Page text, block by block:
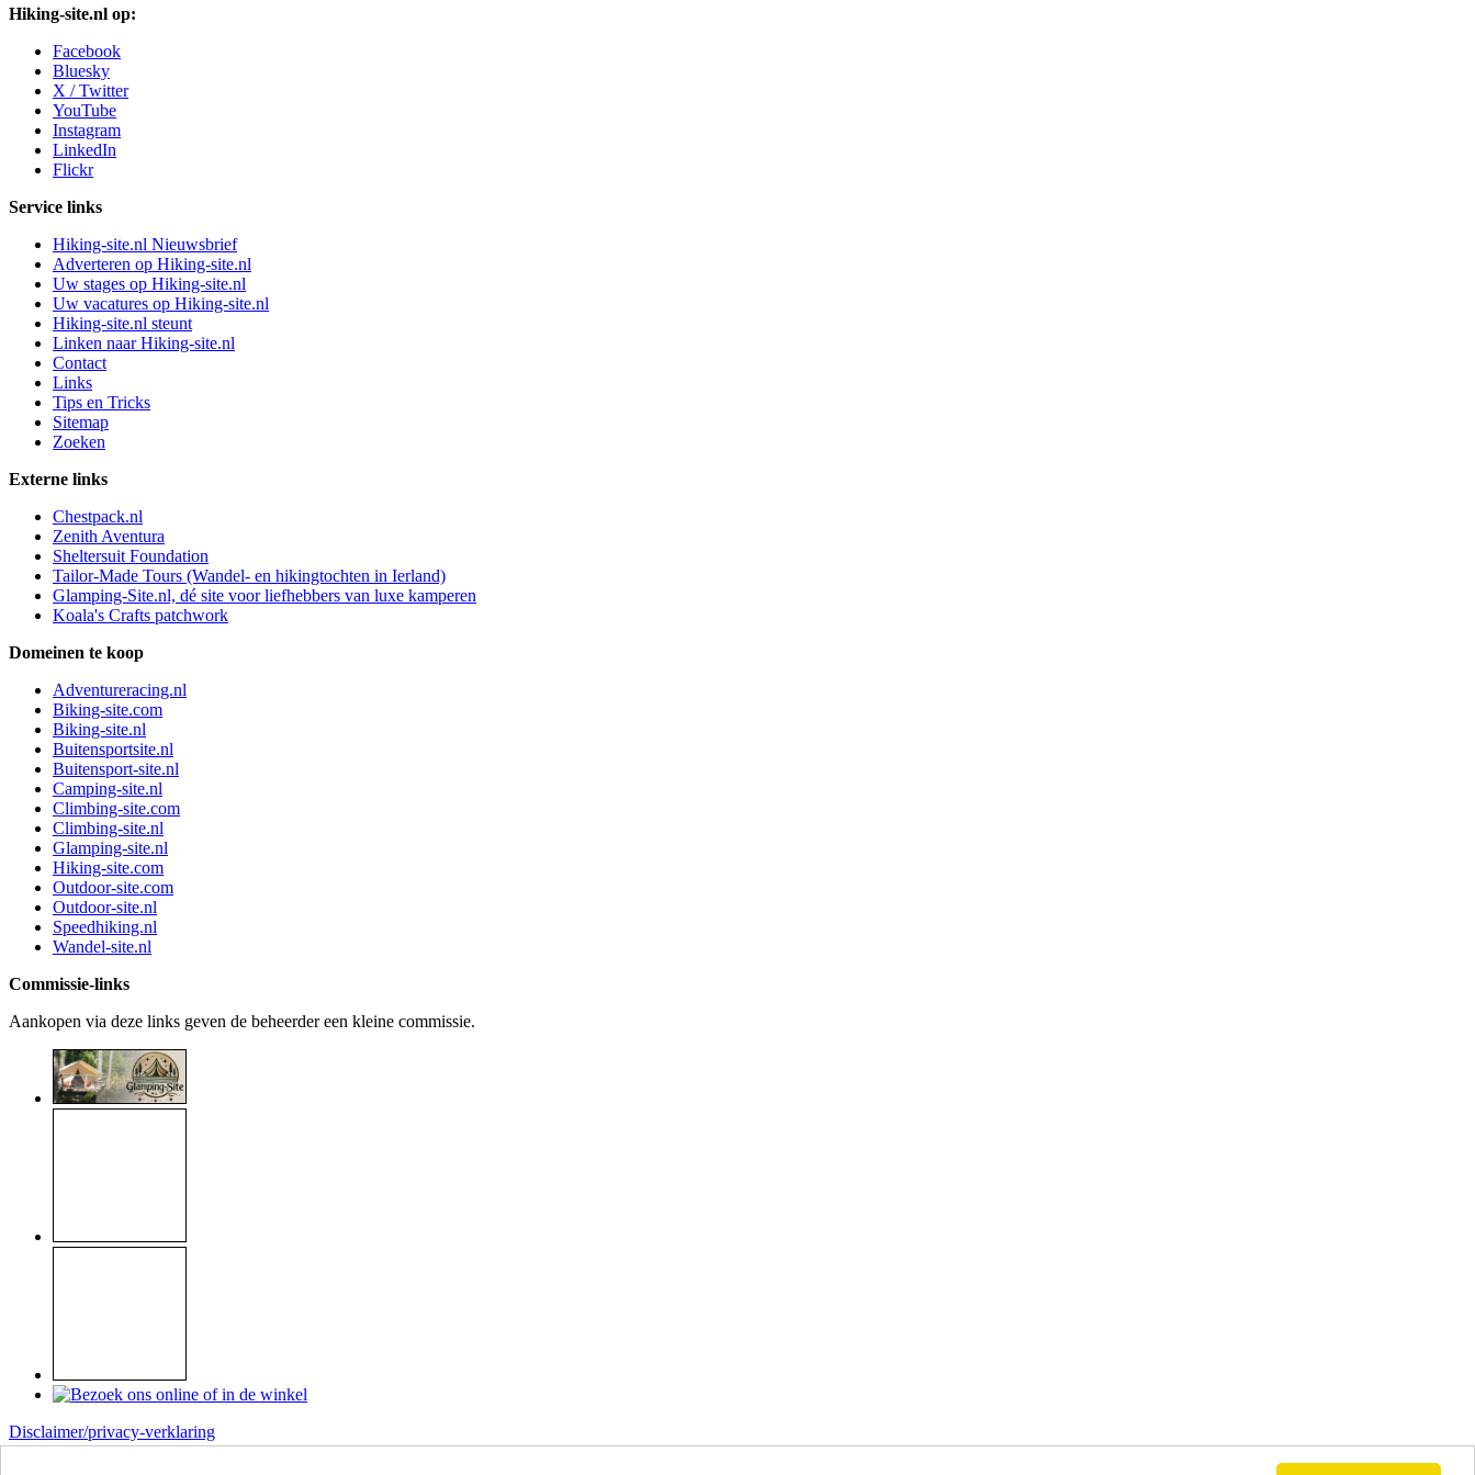
Hiking-site.nl op:
Facebook
Bluesky
X / Twitter
YouTube
Instagram
LinkedIn
Flickr
Service links
Hiking-site.nl Nieuwsbrief
Adverteren op Hiking-site.nl
Uw stages op Hiking-site.nl
Uw vacatures op Hiking-site.nl
Hiking-site.nl steunt
Linken naar Hiking-site.nl
Contact
Links
Tips en Tricks
Sitemap
Zoeken
Externe links
Chestpack.nl
Zenith Aventura
Sheltersuit Foundation
Tailor-Made Tours (Wandel- en hikingtochten in Ierland)
Glamping-Site.nl, dé site voor liefhebbers van luxe kamperen
Koala's Crafts patchwork
Domeinen te koop
Adventureracing.nl
Biking-site.com
Biking-site.nl
Buitensportsite.nl
Buitensport-site.nl
Camping-site.nl
Climbing-site.com
Climbing-site.nl
Glamping-site.nl
Hiking-site.com
Outdoor-site.com
Outdoor-site.nl
Speedhiking.nl
Wandel-site.nl
Commissie-links
Aankopen via deze links geven de beheerder een kleine commissie.
Disclaimer/privacy-verklaring